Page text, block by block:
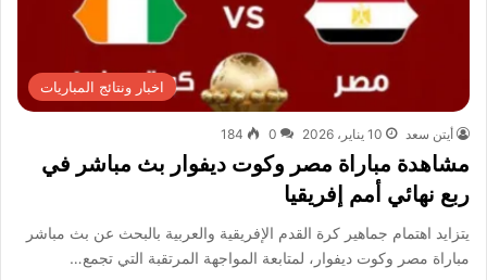
اخبار ونتائج المباريات
أيتن سعد 10 يناير، 2026 0
184
مشاهدة مباراة مصر وكوت ديفوار بث مباشر في
ربع نهائي أمم إفريقيا
يتزايد اهتمام جماهير كرة القدم الإفريقية والعربية بالبحث عن بث مباشر
مباراة مصر وكوت ديفوار، لمتابعة المواجهة المرتقبة التي تجمع…